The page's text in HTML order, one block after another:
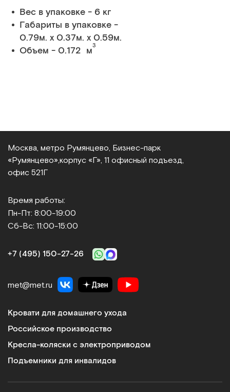
Вес в упаковке - 6 кг
Габариты в упаковке -
0.79м. x 0.37м. x 0.59м.
Объем - 0.172 м3
Москва, метро Румянцево, Бизнес‑парк
«Румянцево», корпус «Г», 11 офисный подъезд,
офис 521Г
Время работы:
Пн-Пт: 8:00-19:00
Сб-Вс: 11:00-15:00
+7 (495) 150‑27‑26
met@met.ru
Кровати для домашнего ухода
Российское производство
Кресла-коляски с электроприводом
Подъемники для инвалидов